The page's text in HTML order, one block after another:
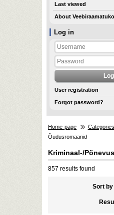
Log in
User registration
Forgot password?
Last viewed
About
Home page Categories
Õudusromaanid
Kriminaal-/
857 results found
Sort by